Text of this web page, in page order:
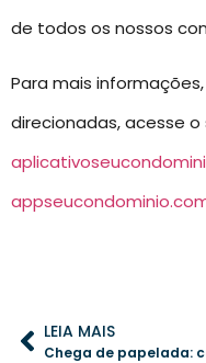
de todos os nossos
Para mais
direcionadas, acesse
LEIA MAIS